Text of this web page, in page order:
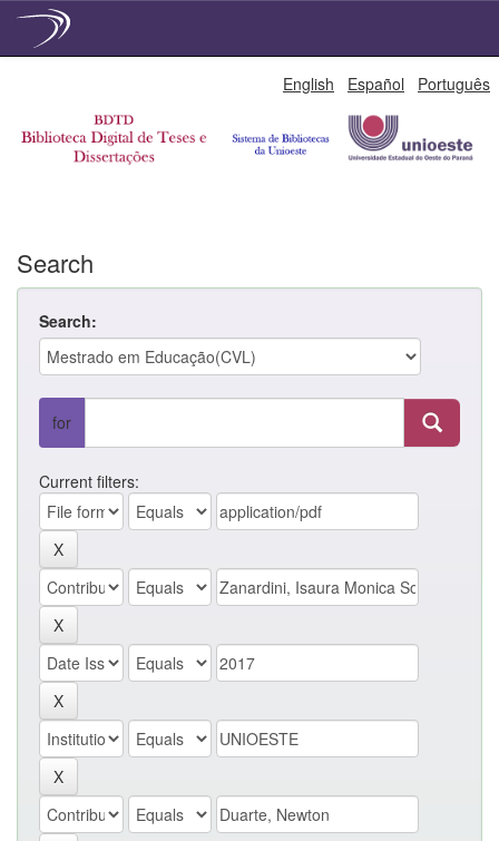
English Español Português
Search
Search:
for
Current filters: